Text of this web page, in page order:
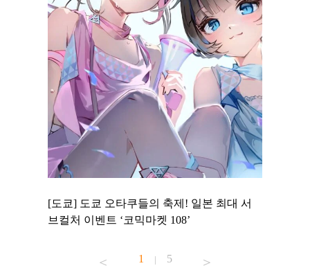
[도쿄] 도쿄 오타쿠들의 축제! 일본 최대 서
브컬처 이벤트 ‘코믹마켓 108’
1 | 5